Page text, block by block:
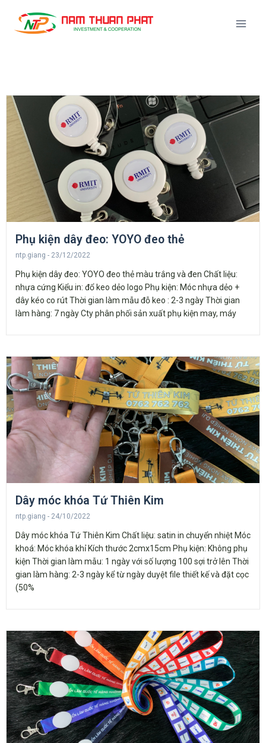
Phụ kiện dây đeo: YOYO đeo thẻ
ntp.giang 23/12/2022
Phụ kiện dây đeo: YOYO đeo thẻ màu trắng và đen Chất liệu:
nhựa cứng Kiểu in: đổ keo dẻo logo Phụ kiện: Móc nhựa dẻo +
dây kéo co rút Thời gian làm mẫu đỗ keo : 2-3 ngày Thời gian
làm hàng: 7 ngày Cty phân phối sản xuất phụ kiện may, máy
Dây móc khóa Tứ Thiên Kim
ntp.giang 24/10/2022
Dây móc khóa Tứ Thiên Kim Chất liệu: satin in chuyển nhiệt Móc
khoá: Móc khóa khỉ Kích thước 2cmx15cm Phụ kiện: Không phụ
kiện Thời gian làm mẫu: 1 ngày với số lượng 100 sợi trở lên Thời
gian làm hàng: 2-3 ngày kể từ ngày duyệt file thiết kế và đặt cọc
(50%